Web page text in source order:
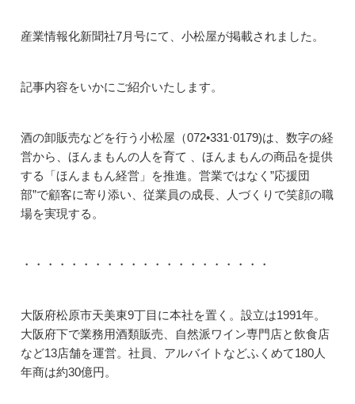
産業情報化新聞社7月号にて、小松屋が掲載されました。
記事内容をいかにご紹介いたします。
酒の卸販売などを行う小松屋（072•331·0179)は、数字の経
営から、ほんまもんの人を育て 、ほんまもんの商品を提供
する「ほんまもん経営」を推進。営業ではなく”応援団
部”で顧客に寄り添い、従業員の成長、人づくりで笑顔の職
場を実現する。
・・・・・・・・・・・・・・・・・・・・・
大阪府松原市天美東9丁目に本社を置く。設立は1991年。
大阪府下で業務用酒類販売、自然派ワイン専門店と飲食店
など13店舗を運営。社員、アルバイトなどふくめて180人
年商は約30億円。